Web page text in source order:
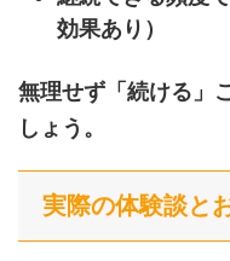
効果あり）
無理せず「続ける」
しょう。
実際の体験談と